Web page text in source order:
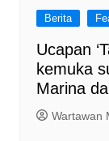
Berita
Ucapan
kemuka
Marina
Wartawan